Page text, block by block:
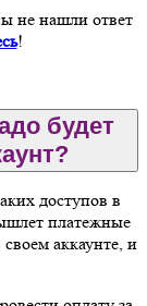
не нашли ответ
!
будет
доступов в
платежные
аккаунте, и